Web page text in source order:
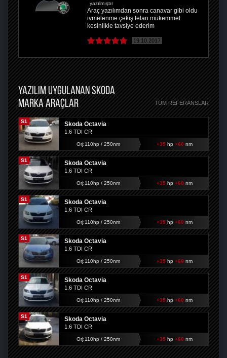
yazılmıştır
Araç yazılımdan sonra canavar gibi oldu
ivmelenme çekiş felan mükemmel
kesinlikle tavsiye ederim
19.10.2017
YAZILIM UYGULANAN SKODA
MARKA ARAÇLAR
TÜM REFERANSLAR
S1 Skoda Octavia
1.6 TDI CR
Orj:110hp / 250nm +35hp +60 nm
S1 Skoda Octavia
1.6 TDI CR
Orj:110hp / 250nm +35hp +60 nm
S1 Skoda Octavia
1.6 TDI CR
Orj:110hp / 250nm +35hp +60 nm
S1 Skoda Octavia
1.6 TDI CR
Orj:110hp / 250nm +35hp +60 nm
S1 Skoda Octavia
1.6 TDI CR
Orj:110hp / 250nm +35hp +60 nm
S1 Skoda Octavia
1.6 TDI CR
Orj:110hp / 250nm +35hp +60 nm